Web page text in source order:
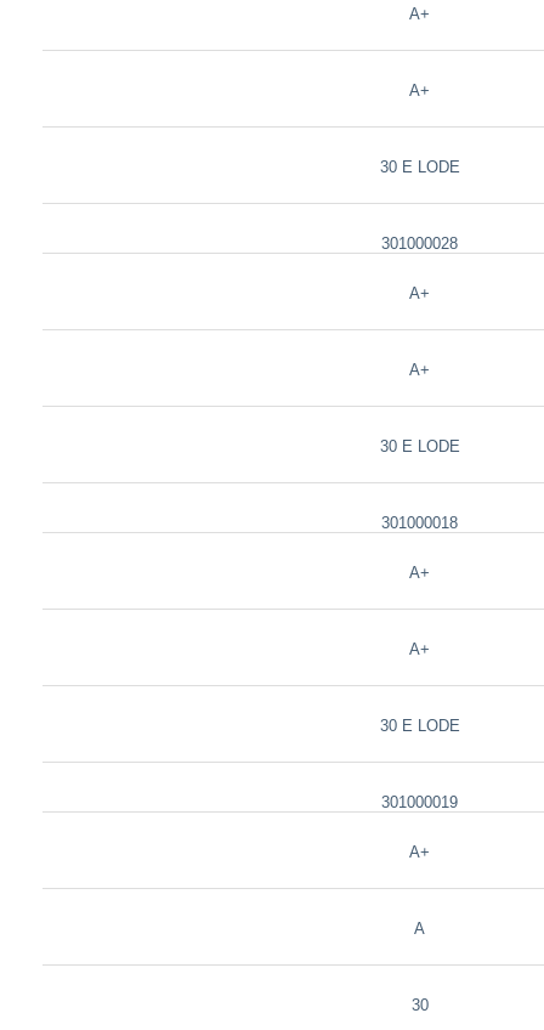
A+
A+
30 E LODE
301000028
A+
A+
30 E LODE
301000018
A+
A+
30 E LODE
301000019
A+
A
30